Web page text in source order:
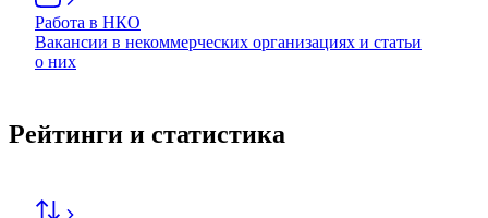
Работа в НКО
Вакансии в некоммерческих организациях и статьи
о них
Рейтинги и статистика